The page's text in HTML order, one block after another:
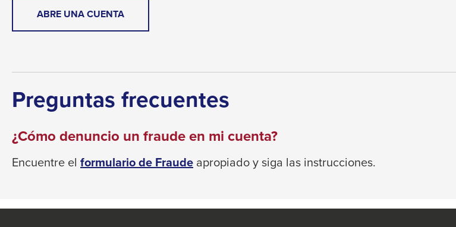
menus
closes
them
as
Tab
will
move
to
ABRE UNA CUENTATHIS
LINK
MESSAGE.
Preguntas frecuentes
¿Cómo denuncio un fraude en mi cuenta?
Encuentre el formulario de Fraude apropiado y siga las instrucciones.